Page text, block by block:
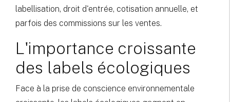
labellisation, droit d'entrée, cotisation annuelle, et
parfois des commissions sur les ventes.
L'importance croissante
des labels écologiques
Face à la prise de conscience environnementale